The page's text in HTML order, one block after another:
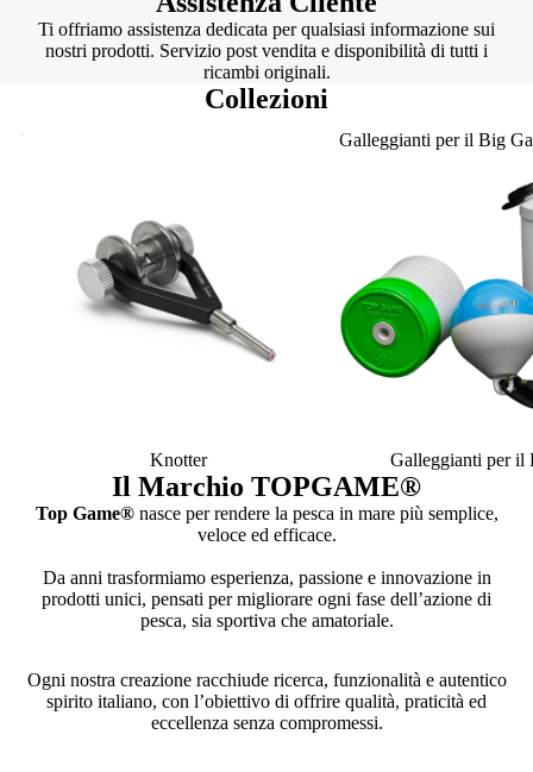
Ti offriamo assistenza dedicata per qualsiasi informazione sui
nostri prodotti. Servizio post vendita e disponibilità di tutti i
ricambi originali.
Collezioni
Knotter
Knotter
Galleggianti per il Big
Galleggianti per il
Il Marchio TOPGAME®
Top Game®nasce per rendere la pesca in mare più semplice,
veloce ed efficace.
Da anni trasformiamo esperienza, passione e innovazione in
prodotti unici, pensati per migliorare ogni fase dell’azione di
pesca, sia sportiva che amatoriale.
Ogni nostra creazione racchiude ricerca, funzionalità e autentico
spirito italiano, con l’obiettivo di offrire qualità, praticità ed
eccellenza senza compromessi.